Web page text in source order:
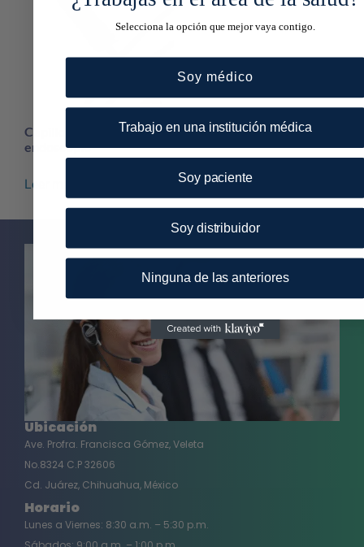
Cepillo de limpieza para
endoscopio
Leer más
Ubicación
Ave. Profra. Francisca Gómez, Veleta
No.8324 C.P 32606
Cd. Juárez, Chihuahua, México
Horario
Lunes a Viernes: 8:30 a.m. – 5:30 p.m.
Selecciona la opción que mejor vaya contigo.
Soy médico
Trabajo en una institución médica
Soy paciente
Soy distribuidor
Ninguna de las anteriores